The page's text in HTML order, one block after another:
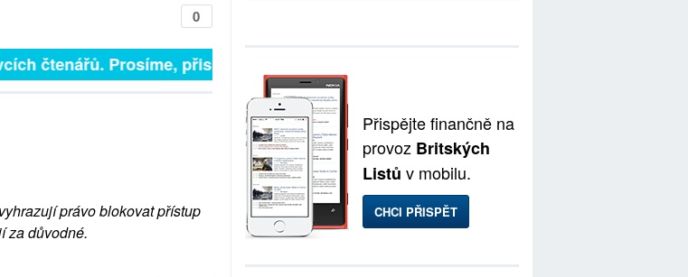
0
čtenářů. Prosíme, přispějte. ➥
právo blokovat přístup
za důvodné.
Přispějte finančně na
provoz Britských
Listů v mobilu.
CHCI PŘISPĚT